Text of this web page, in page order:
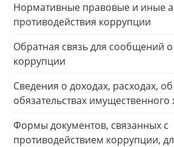
Нормативные правовые и иные
противодействия коррупции
Обратная связь для сообщений о
коррупции
Сведения о доходах, расходах,
обязательствах имущественного
Формы документов, связанных с
противодействием коррупции,